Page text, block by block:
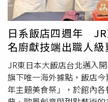
作，包含點選定食時首先上
滿豆香、滑嫩如豆花，可
也以清爽開胃為主，除了新
的「水雲醋」之外，有些時
淡雅香氣。主菜的「午仔魚
餘水分及腥味，再經一天風
一款定食主菜「銀鱈西京
理，是以西京味噌將魚醃
型「かつ丼屋 勝急」進軍
打出「3D劇場丼飯」概念
釉蓋碗，碗蓋立起時彷彿為
口的厚切豬排、歐姆蛋層層
丼屋 勝急帶來4款豬排丼飯
限定的丼飯體驗。かつ丼
幕，除了開幕月祭出限定
首3日7/25～7/27更推出每
日系飯店四週年 JR
名廚獻技端出職人級
JR東日本大飯店台北邁入
旗下唯一海外據點，飯店
年主題美食祭」，於館內